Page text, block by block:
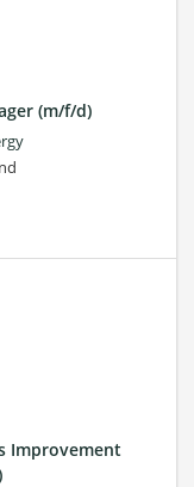
(m/f/d)
Improvement